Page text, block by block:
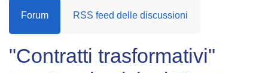
Forum RSS feed delle discussioni
"Contratti trasformativi"